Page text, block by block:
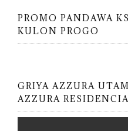
PROMO PANDAWA
KULON PROGO
GRIYA AZZURA
AZZURA